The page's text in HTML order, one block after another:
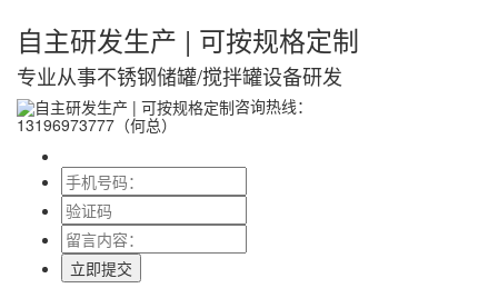
自主研发生产 | 可按规格定制
专业从事不锈钢储罐/搅拌罐设备研发
咨询热线：
13196973777（何总）
立即提交